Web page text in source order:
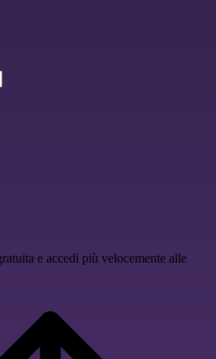
e accedi più velocemente alle